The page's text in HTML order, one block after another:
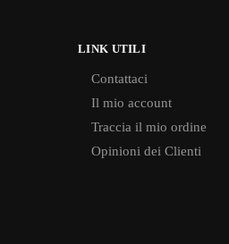
LINK UTILI
Contattaci
Il mio account
Traccia il mio ordine
Opinioni dei Clienti